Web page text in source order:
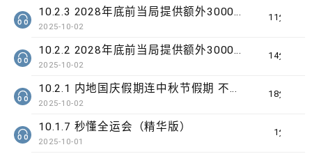
11分钟
10.2.3 2028年底前当局提供额外3000支高速充电桩 港铁商场约增设300个电动车充电站
2025-10-02
14分钟
10.2.2 2028年底前当局提供额外3000支高速充电桩 港铁商场约增设300个电动车充电站
2025-10-02
18分钟
10.2.1 内地国庆假期连中秋节假期 不少内地旅客到港旅游
2025-10-02
1分钟
10.1.7 秒懂全运会（精华版）
2025-10-01